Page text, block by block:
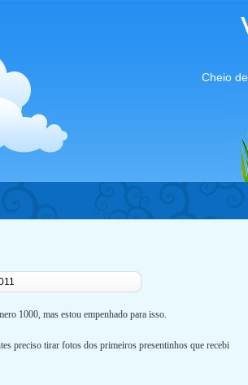
Cheio
1000, mas estou empenhado para isso.
preciso tirar fotos dos primeiros presentinhos que recebi